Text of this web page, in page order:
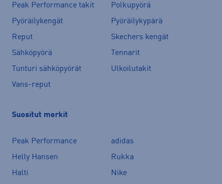
Peak Performance takit
Polkupyörä
Pyöräilykengät
Pyöräilykypärä
Reput
Skechers kengät
Sähköpyörä
Tennarit
Tunturi sähköpyörät
Ulkoilutakit
Vans-reput
Suositut merkit
Peak Performance
adidas
Helly Hansen
Rukka
Halti
Nike